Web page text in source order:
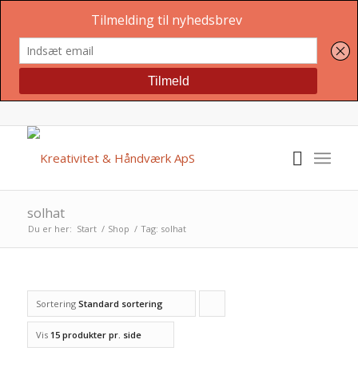
solhat
Du er her: Start / Shop / Tag: solhat
Sortering Standard sortering
Vis 15 produkter pr. side